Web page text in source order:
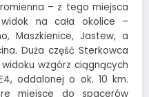
– z tego miejsca
na cała okolice –
Maszkienice, Jastew, a
Duża część Sterkowca
widoku wzgórz ciągnących
oddalonej o ok. 10 km.
miejsce do spacerów